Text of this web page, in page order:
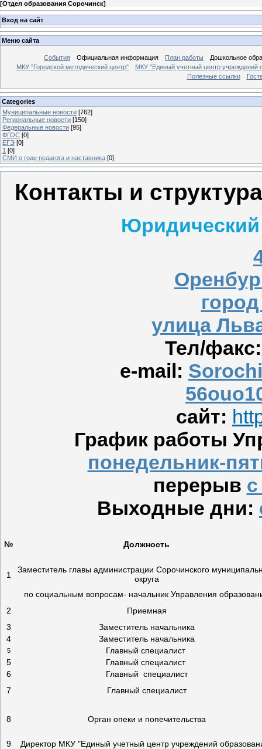
[Отдел образования Сорочинск]
Вход на сайт
Меню сайта
События Официальная информация План работы
Дошкольное
МКУ "Городской методический центр"
МКУ "Единый учетный центр учреждений
Полезные ссылки
Categories
Муниципальные новости [762]
Региональные новости [150]
Федеральные новости [95]
ФГОС [0]
ЕГЭ [0]
1 [0]
СМИ о годе педагога и наставника [0]
Контакты и
улица
Тел/
e-mail:
сайт:
График работы
понедельник-
перерыв
Выходные дни:
№ Должность
1
Заместитель главы администрации Сорочинского
округа
по социальным вопросам- начальник Управления
2
Приемная
3
Заместитель начальника
4
Заместитель начальника
5
Главный специалист
5
Главный специалист
6
Главный специалист
7
Главный специалист
8 Орган опеки и попечительства
9
Директор МКУ "Единый учетный центр учреждений